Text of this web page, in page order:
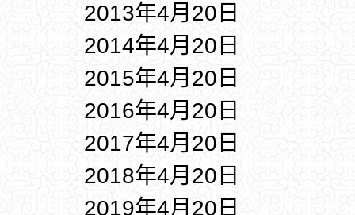
2013年4月20日
2014年4月20日
2015年4月20日
2016年4月20日
2017年4月20日
2018年4月20日
2019年4月20日